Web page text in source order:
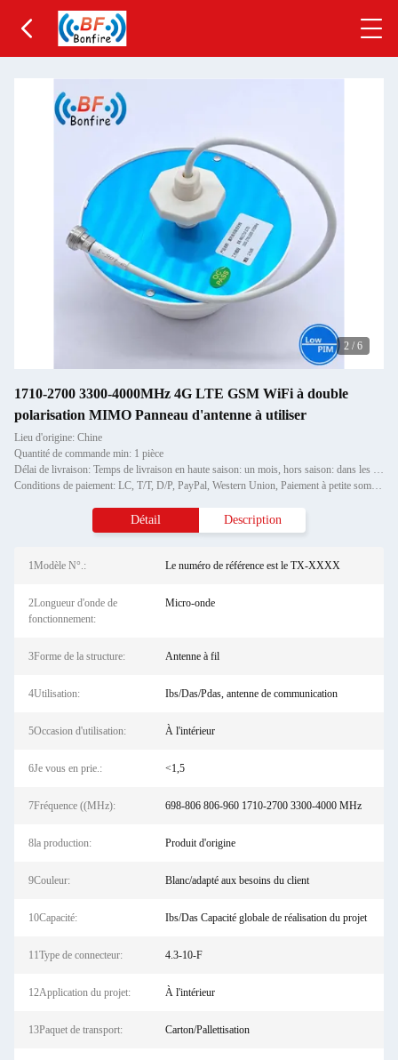
2 / 6
1710-2700 3300-4000MHz 4G LTE GSM WiFi à double
polarisation MIMO Panneau d'antenne à utiliser
Lieu d'origine: Chine
Quantité de commande min: 1 pièce
Délai de livraison: Temps de livraison en haute saison: un mois, hors saison: dans les 15 jours ouvrables
Conditions de paiement: LC, T/T, D/P, PayPal, Western Union, Paiement à petite somme, Grammes d'argent
Détail Description
1Modèle N°.: Le numéro de référence est le TX-XXXX
2Longueur d'onde de
fonctionnement:
Micro-onde
3Forme de la structure: Antenne à fil
4Utilisation: Ibs/Das/Pdas, antenne de communication
5Occasion d'utilisation: À l'intérieur
6Je vous en prie.: <1,5
7Fréquence ((MHz): 698-806 806-960 1710-2700 3300-4000 MHz
8la production: Produit d'origine
9Couleur: Blanc/adapté aux besoins du client
10Capacité: Ibs/Das Capacité globale de réalisation du projet
11Type de connecteur: 4.3-10-F
12Application du projet: À l'intérieur
13Paquet de transport: Carton/Pallettisation